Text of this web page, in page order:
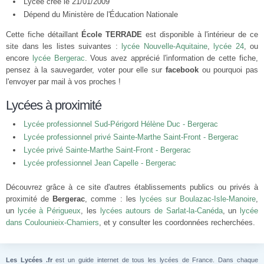
Dépend du Ministère de l'Éducation Nationale
Cette fiche détaillant École TERRADE est disponible à l'intérieur de ce
site dans les listes suivantes :
lycée Nouvelle-Aquitaine, lycée 24, ou
encore lycée Bergerac. Vous avez apprécié l'information de cette fiche,
pensez à la sauvegarder, voter pour elle sur facebookou pourquoi pas
l'envoyer par mail à vos proches !
Lycées à proximité
Lycée professionnel Sud-Périgord Hélène Duc - Bergerac
Lycée professionnel privé Sainte-Marthe Saint-Front - Bergerac
Lycée privé Sainte-Marthe Saint-Front - Bergerac
Lycée professionnel Jean Capelle - Bergerac
Découvrez grâce à ce site d'autres établissements publics ou privés à
proximité de Bergerac, comme : les lycées sur Boulazac-Isle-Manoire,
un lycée à Périgueux, les lycées autours de Sarlat-la-Canéda, un lycée
dans Coulounieix-Chamiers, et y consulter les coordonnées recherchées.
Les Lycées .frest un guide internet de tous les lycées de France. Dans chaque